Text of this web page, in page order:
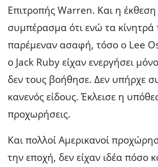
Επιτροπής Warren. Και η έκθεση
συμπέρασμα ότι ενώ τα κίνητρά
παρέμεναν ασαφή, τόσο ο Lee
ο Jack Ruby είχαν ενεργήσει
δεν τους βοήθησε. Δεν υπήρχε
κανενός είδους. Έκλεισε η
προχωρήσεις.
Και πολλοί Αμερικανοί
την εποχή, δεν είχαν ιδέα πόσο